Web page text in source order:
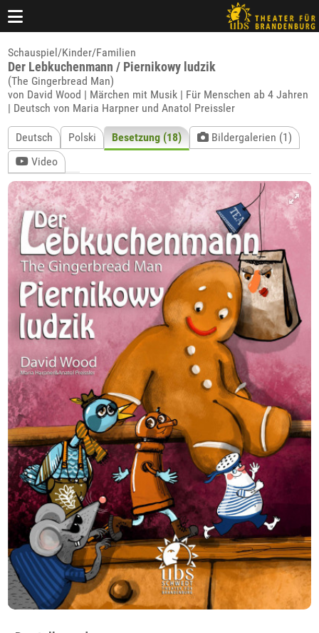
Schauspiel/Kinder/Familien
Der Lebkuchenmann / Piernikowy ludzik
(The Gingerbread Man)
von David Wood | Märchen mit Musik | Für Menschen ab 4 Jahren
| Deutsch von Maria Harpner und Anatol Preissler
Deutsch Polski Besetzung (18)
Bildergalerien (1)
Video